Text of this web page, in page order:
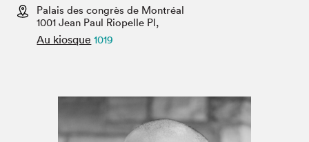
Espace médias
Palais des congrès de Montréal
1001 Jean Paul Riopelle Pl,
Au kiosque 1019